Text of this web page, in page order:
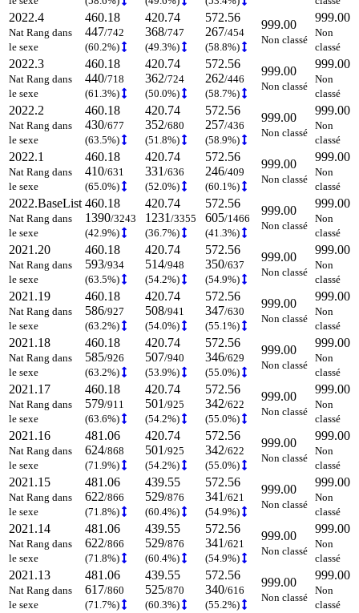
2022.4
Nat Rang dans
le sexe
460.18
447/742
(60.2%)
420.74
368/747
(49.3%)
572.56
267/454
(58.8%)
999.00
Non classé
999.00
Non
classé
2022.3
Nat Rang dans
le sexe
460.18
440/718
(61.3%)
420.74
362/724
(50.0%)
572.56
262/446
(58.7%)
999.00
Non classé
999.00
Non
classé
2022.2
Nat Rang dans
le sexe
460.18
430/677
(63.5%)
420.74
352/680
(51.8%)
572.56
257/436
(58.9%)
999.00
Non classé
999.00
Non
classé
2022.1
Nat Rang dans
le sexe
460.18
410/631
(65.0%)
420.74
331 /636
(52.0%)
572.56
246/409
(60.1%)
999.00
Non classé
999.00
Non
classé
2022.BaseList
Nat Rang dans
le sexe
460.18
1390/3243
(42.9%)
420.74
1231 /3355
(36.7%)
572.56
605/1466
(41.3%)
999.00
Non classé
999.00
Non
classé
2021.20
Nat Rang dans
le sexe
460.18
593/934
(63.5%)
420.74
514/948
(54.2%)
572.56
350/637
(54.9%)
999.00
Non classé
999.00
Non
classé
2021.19
Nat Rang dans
le sexe
460.18
586/927
(63.2%)
420.74
508/941
(54.0%)
572.56
347/630
(55.1%)
999.00
Non classé
999.00
Non
classé
2021.18
Nat Rang dans
le sexe
460.18
585/926
(63.2%)
420.74
507/940
(53.9%)
572.56
346/629
(55.0%)
999.00
Non classé
999.00
Non
classé
2021.17
Nat Rang dans
le sexe
460.18
579/911
(63.6%)
420.74
501 /925
(54.2%)
572.56
342/622
(55.0%)
999.00
Non classé
999.00
Non
classé
2021.16
Nat Rang dans
le sexe
481.06
624/868
(71.9%)
420.74
501 /925
(54.2%)
572.56
342/622
(55.0%)
999.00
Non classé
999.00
Non
classé
2021.15
Nat Rang dans
le sexe
481.06
622/866
(71.8%)
439.55
529/876
(60.4%)
572.56
341 /621
(54.9%)
999.00
Non classé
999.00
Non
classé
2021.14
Nat Rang dans
le sexe
481.06
622/866
(71.8%)
439.55
529/876
(60.4%)
572.56
341 /621
(54.9%)
999.00
Non classé
999.00
Non
classé
2021.13
Nat Rang dans
le sexe
481.06
617/860
(71.7%)
439.55
525/870
(60.3%)
572.56
340/616
(55.2%)
999.00
Non classé
999.00
Non
classé